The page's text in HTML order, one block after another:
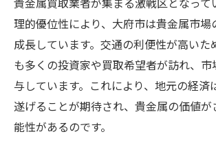
専門家が語る貴金属市場の未
大府市の企業が果たす役割と
貴金属市場の進化と大府市の
地域社会と貴金属市場の持続
金と銀の歴史が息づく大府市で貴
真実を追う
理的優位性により、大府市は貴金属市場
成長しています。交通の利便性が高いた
も多くの投資家や買取希望者が訪れ、
与しています。これにより、地元の経済
遂げることが期待され、貴金属の価値
能性があるのです。